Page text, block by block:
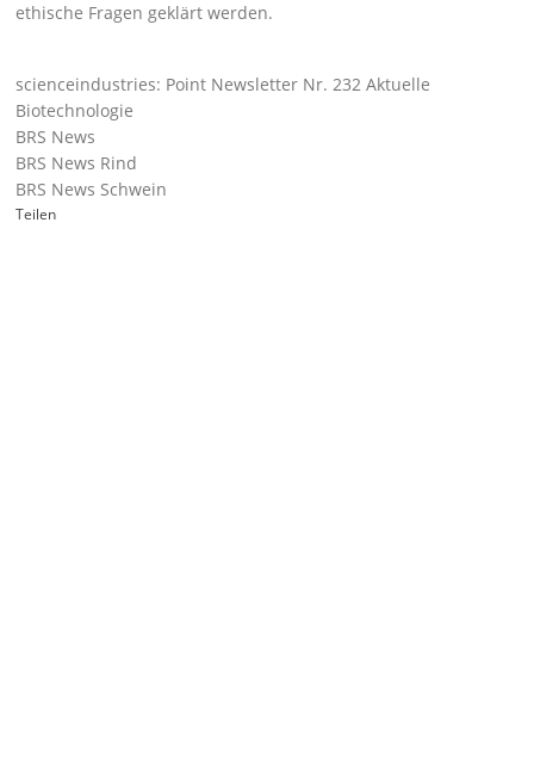
ethische Fragen geklärt werden.
scienceindustries: Point Newsletter Nr. 232 Aktuelle
Biotechnologie
BRS News
BRS News Rind
BRS News Schwein
Teilen